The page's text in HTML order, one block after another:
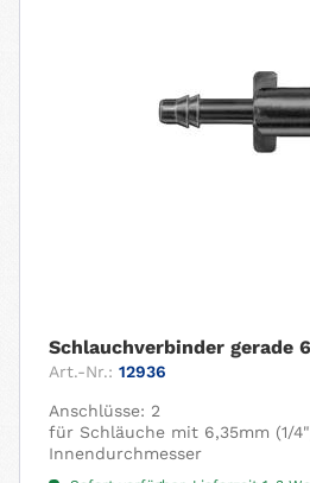
Schlauchverbinder gerade
Art.-Nr.: 12936
Anschlüsse: 2
für Schläuche mit 6,35mm (1/
Innendurchmesser